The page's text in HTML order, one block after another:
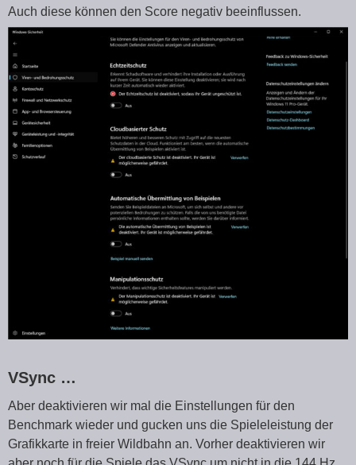
Auch diese können den Score negativ beeinflussen.
VSync …
Aber deaktivieren wir mal die Einstellungen für den
Benchmark wieder und gucken uns die Spieleleistung der
Grafikkarte in freier Wildbahn an. Vorher deaktivieren wir